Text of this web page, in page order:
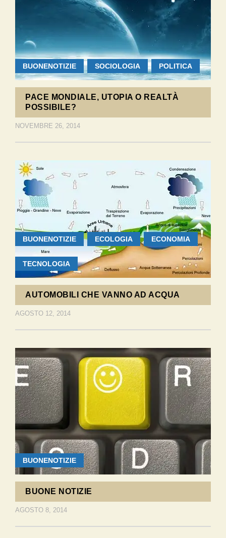
BUONENOTIZIE SOCIOLOGIA POLITICA
PACE MONDIALE, UTOPIA O REALTÀ
POSSIBILE?
NOVEMBRE 26, 2014
BUONENOTIZIE ECOLOGIA ECONOMIA
TECNOLOGIA
AUTOMOBILI CHE VANNO AD ACQUA
AGOSTO 12, 2014
BUONENOTIZIE
BUONE NOTIZIE
AGOSTO 8, 2014